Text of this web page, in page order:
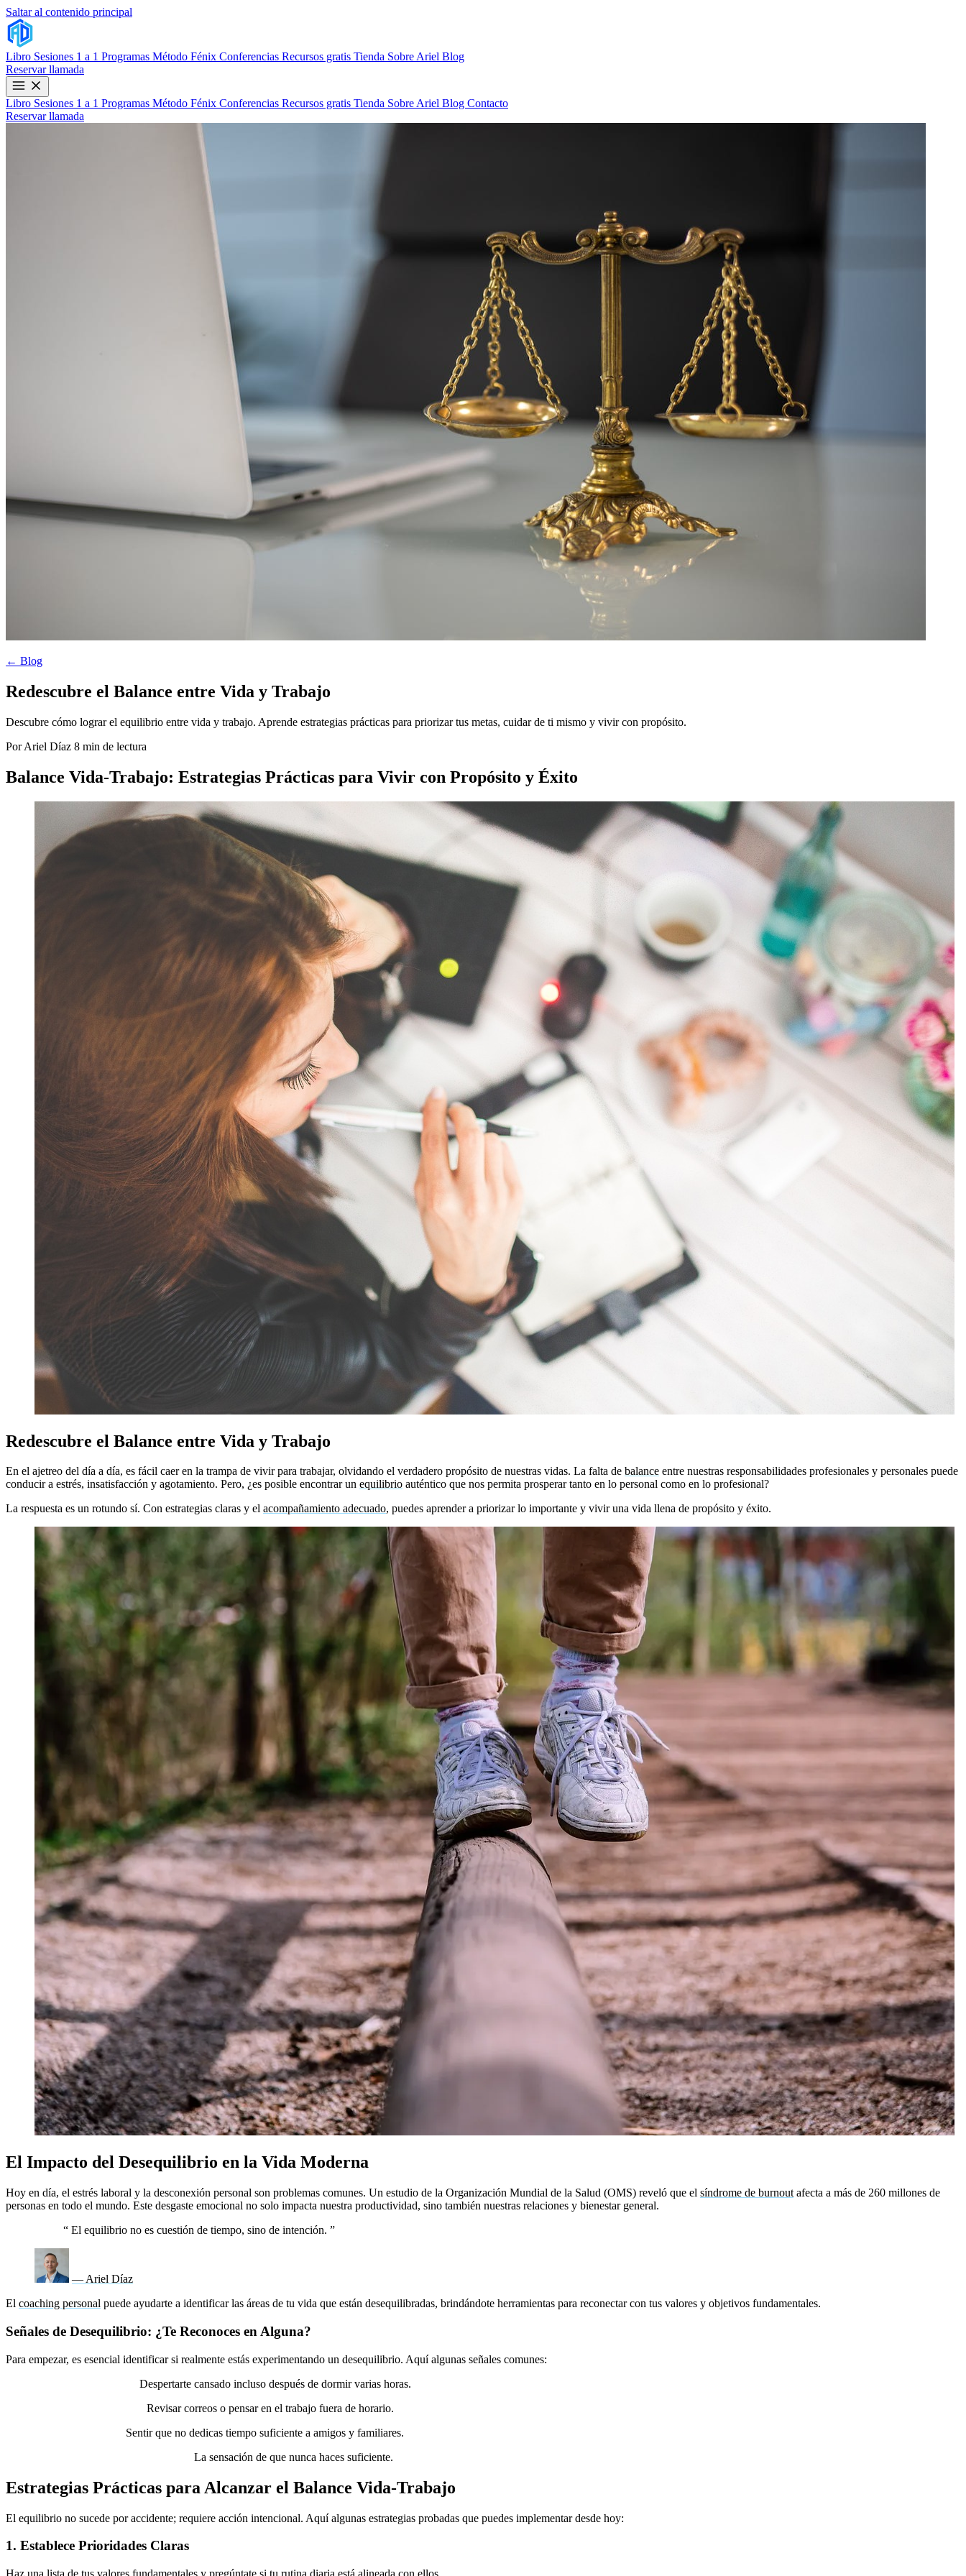
Saltar al contenido principal
Libro Sesiones 1 a 1 Programas Método Fénix Conferencias Recursos gratis Tienda Sobre Ariel Blog
Reservar llamada
Libro Sesiones 1 a 1 Programas Método Fénix Conferencias Recursos gratis Tienda Sobre Ariel Blog Contacto
Reservar llamada
← Blog
Redescubre el Balance entre Vida y Trabajo
Descubre cómo lograr el equilibrio entre vida y trabajo. Aprende estrategias prácticas para priorizar tus metas, cuidar de ti mismo y vivir con propósito.
Por Ariel Díaz 8 min de lectura
Balance Vida-Trabajo: Estrategias Prácticas para Vivir con Propósito y Éxito
Redescubre el Balance entre Vida y Trabajo
En el ajetreo del día a día, es fácil caer en la trampa de vivir para trabajar, olvidando el verdadero propósito de nuestras vidas. La falta de balance entre nuestras responsabilidades profesionales y personales puede
conducir a estrés, insatisfacción y agotamiento. Pero, ¿es posible encontrar un equilibrio auténtico que nos permita prosperar tanto en lo personal como en lo profesional?
La respuesta es un rotundo sí. Con estrategias claras y el acompañamiento adecuado, puedes aprender a priorizar lo importante y vivir una vida llena de propósito y éxito.
El Impacto del Desequilibrio en la Vida Moderna
Hoy en día, el estrés laboral y la desconexión personal son problemas comunes. Un estudio de la Organización Mundial de la Salud (OMS) reveló que el síndrome de burnout afecta a más de 260 millones de
personas en todo el mundo. Este desgaste emocional no solo impacta nuestra productividad, sino también nuestras relaciones y bienestar general.
“ El equilibrio no es cuestión de tiempo, sino de intención. ”
— Ariel Díaz
El coaching personal puede ayudarte a identificar las áreas de tu vida que están desequilibradas, brindándote herramientas para reconectar con tus valores y objetivos fundamentales.
Señales de Desequilibrio: ¿Te Reconoces en Alguna?
Para empezar, es esencial identificar si realmente estás experimentando un desequilibrio. Aquí algunas señales comunes:
Despertarte cansado incluso después de dormir varias horas.
Revisar correos o pensar en el trabajo fuera de horario.
Sentir que no dedicas tiempo suficiente a amigos y familiares.
La sensación de que nunca haces suficiente.
Estrategias Prácticas para Alcanzar el Balance Vida-Trabajo
El equilibrio no sucede por accidente; requiere acción intencional. Aquí algunas estrategias probadas que puedes implementar desde hoy:
1. Establece Prioridades Claras
Haz una lista de tus valores fundamentales y pregúntate si tu rutina diaria está alineada con ellos.